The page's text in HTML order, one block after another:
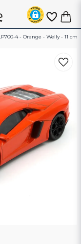
4 - Orange - Welly - 11 cm